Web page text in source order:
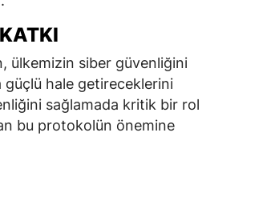
ülkemizin siber güvenliğini
güçlü hale getireceklerini
sağlamada kritik bir rol
bu protokolün önemine